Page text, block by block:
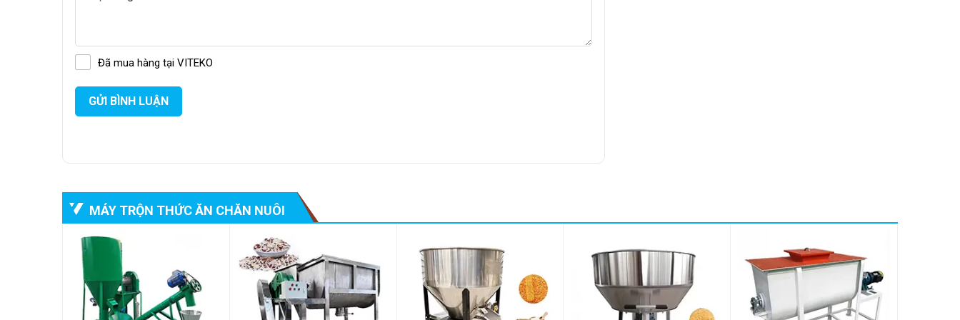
Dòng máy trộn đứng này có thiết kế cửa ra sản phẩm tích hợp hai bánh xe dưới buồng trộn kết nối với máy cày,
Đã mua hàng tại VITEKO
GỬI BÌNH LUẬN
MÁY TRỘN THỨC ĂN CHĂN NUÔI